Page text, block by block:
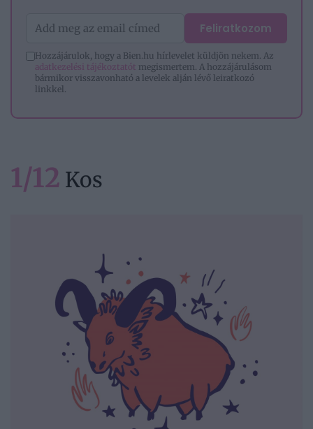
Feliratkozom
Hozzájárulok, hogy a Bien.hu hírlevelet küldjön nekem. Az
adatkezelési tájékoztatót megismertem. A hozzájárulásom
bármikor visszavonható a levelek alján lévő leiratkozó
linkkel.
1/12 Kos